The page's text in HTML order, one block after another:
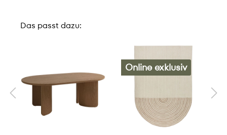
Das passt dazu:
Online exklusiv